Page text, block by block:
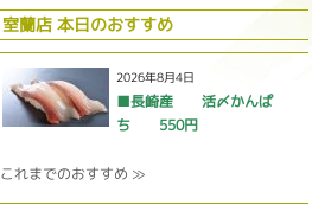
室蘭店 本日のおすすめ
2026年8月4日
■長崎産 活〆かんぱ
ち 550円
これまでのおすすめ ≫